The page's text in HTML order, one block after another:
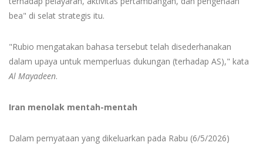
bea" di selat strategis itu.
"Rubio mengatakan bahasa tersebut telah disederhanakan
dalam upaya untuk memperluas dukungan (terhadap AS)," kata
Al Mayadeen.
Iran menolak mentah-mentah
Dalam pernyataan yang dikeluarkan pada Rabu (6/5/2026)